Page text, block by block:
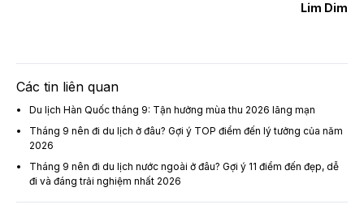
Lim Dim
Các tin liên quan
Du lịch Hàn Quốc tháng 9: Tận hưởng mùa thu 2026 lãng mạn
Tháng 9 nên đi du lịch ở đâu? Gợi ý TOP điểm đến lý tưởng của năm
2026
Tháng 9 nên đi du lịch nước ngoài ở đâu? Gợi ý 11 điểm đến đẹp, dễ
đi và đáng trải nghiệm nhất 2026